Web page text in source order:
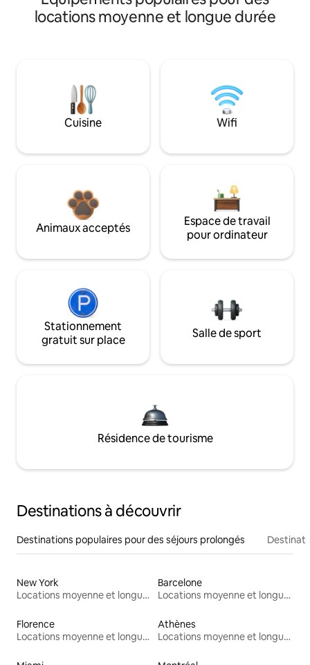
locations moyenne et longue durée
Cuisine Wifi
Animaux acceptés
Espace de travail
pour ordinateur
Stationnement
gratuit sur place
Salle de sport
Résidence de tourisme
Destinations à découvrir
Destinations populaires pour des séjours prolongés
New York
Locations moyenne et longue durée
Barcelone
Locations moyenne et longue durée
Florence
Locations moyenne et longue durée
Athènes
Locations moyenne et longue durée